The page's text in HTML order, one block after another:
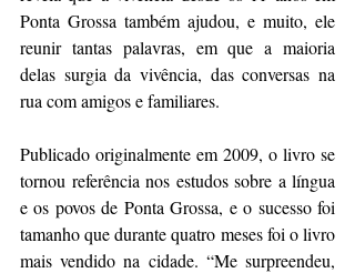
Ponta Grossa também ajudou, e muito, ele
reunir tantas palavras, em que a maioria
delas surgia da vivência, das conversas na
rua com amigos e familiares.
Publicado originalmente em 2009, o livro se
tornou referência nos estudos sobre a língua
e os povos de Ponta Grossa, e o sucesso foi
tamanho que durante quatro meses foi o livro
mais vendido na cidade. “Me surpreendeu,